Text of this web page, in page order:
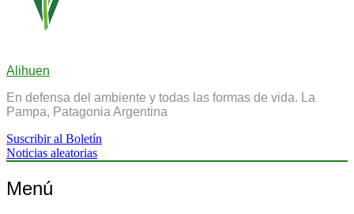
Alihuen
En defensa del ambiente y todas las formas de vida. La
Pampa, Patagonia Argentina
Suscribir al Boletín
Noticias aleatorias
Menú